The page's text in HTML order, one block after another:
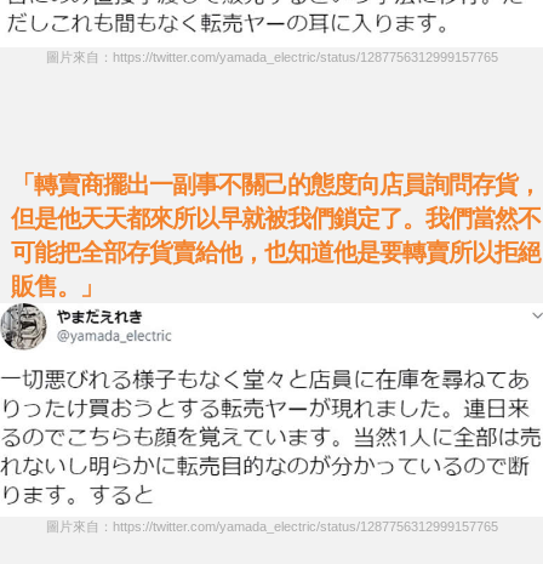
圖片來自：https://twitter.com/yamada_electric/status/1287756312999157765
「轉賣商擺出一副事不關己的態度向店員詢問存貨，
但是他天天都來所以早就被我們鎖定了。我們當然不
可能把全部存貨賣給他，也知道他是要轉賣所以拒絕
販售。」
圖片來自：https://twitter.com/yamada_electric/status/1287756312999157765